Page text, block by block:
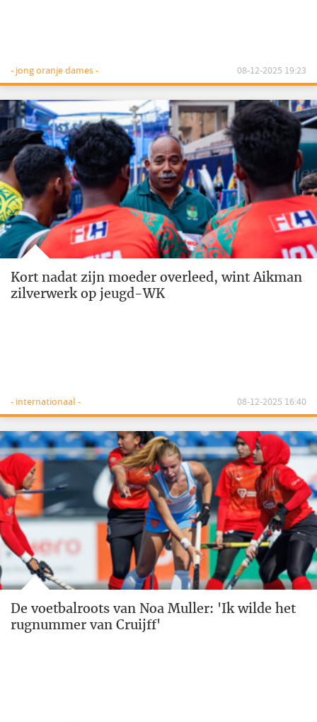
- jong oranje dames - 08-12-2025 19:23
Kort nadat zijn moeder overleed, wint Aikman
zilverwerk op jeugd-WK
- internationaal - 08-12-2025 16:40
De voetbalroots van Noa Muller: 'Ik wilde het
rugnummer van Cruijff'